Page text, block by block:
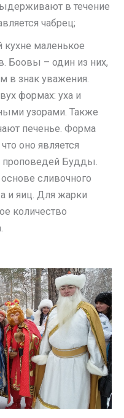
в течение
чабрец;
кухне маленькое
Боовы – один из них,
в знак уважения.
формах: уха и
узорами. Также
печенье. Форма
оно является
Будды.
сливочного
и яиц. Для жарки
количество